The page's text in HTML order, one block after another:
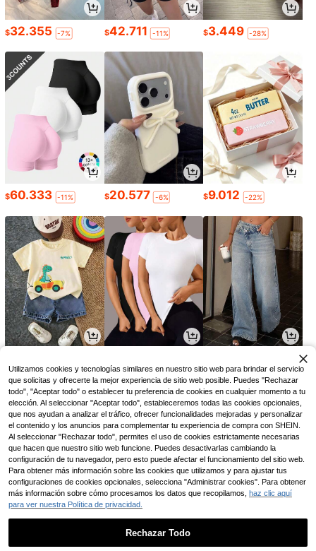
$32.355 -7% $42.711 -11% $3.449 -28%
$60.333 -11% $20.577 -6% $9.012 -22%
61.191 15.968 43.252
Utilizamos cookies y tecnologías similares en nuestro sitio web para brindar el servicio
que solicitas y ofrecerte la mejor experiencia de sitio web posible. Puedes "Rechazar
todo", "Aceptar todo" o establecer tu preferencia de cookies en cualquier momento a tu
elección. Al seleccionar "Aceptar todo", estableceremos todas las cookies opcionales,
que nos ayudan a analizar el tráfico, ofrecer funcionalidades mejoradas y personalizar
el contenido y los anuncios para complementar tu experiencia de compra con SHEIN.
Al seleccionar "Rechazar todo", permites el uso de cookies estrictamente necesarias
que hacen que nuestro sitio web funcione. Puedes desactivarlas cambiando la
configuración de tu navegador, pero esto puede afectar el funcionamiento del sitio web.
Para obtener más información sobre las cookies que utilizamos y para ajustar tus
configuraciones de cookies opcionales, selecciona "Administrar cookies". Para obtener
más información sobre cómo procesamos los datos que recopilamos, haz clic aquí
para ver nuestra Política de privacidad.
Rechazar Todo